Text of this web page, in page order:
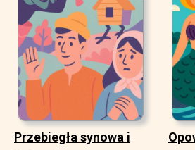
Przebiegła synowa i